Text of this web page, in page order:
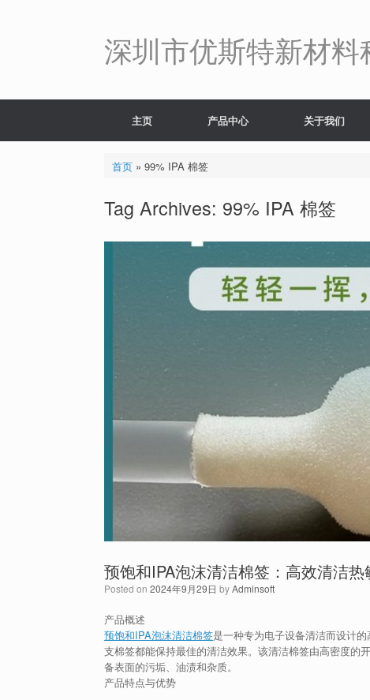
深圳市优斯特新材料
主页 产品中心 关于我们
首页» 99% IPA 棉签
Tag Archives: 99% IPA 棉签
预饱和IPA泡沫清洁棉签：高效清洁
Posted on 2024年9月29日 byAdminsoft
产品概述
预饱和IPA泡沫清洁棉签是一种专为电子设备清洁而设计
支棉签都能保持最佳的清洁效果。该清洁棉签由高密度的
备表面的污垢、油渍和杂质。
产品特点与优势